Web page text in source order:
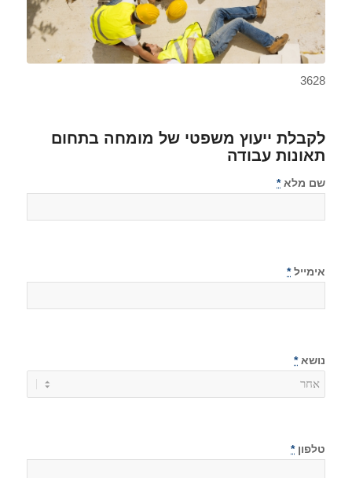
3628
לקבלת ייעוץ משפטי של מומחה בתחום
תאונות עבודה
שם מלא*
אימייל*
נושא*
טלפון*